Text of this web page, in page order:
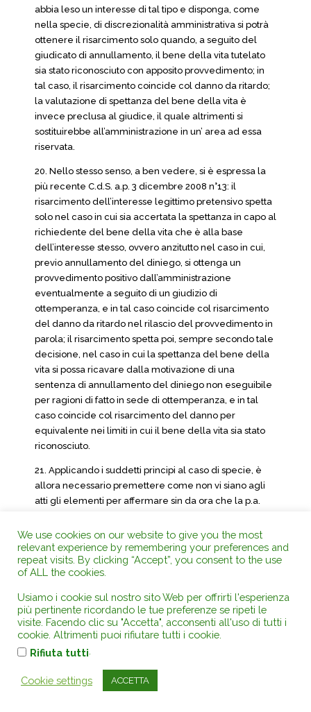
abbia leso un interesse di tal tipo e disponga, come
nella specie, di discrezionalità amministrativa si potrà
ottenere il risarcimento solo quando, a seguito del
giudicato di annullamento, il bene della vita tutelato
sia stato riconosciuto con apposito provvedimento; in
tal caso, il risarcimento coincide col danno da ritardo;
la valutazione di spettanza del bene della vita è
invece preclusa al giudice, il quale altrimenti si
sostituirebbe all’amministrazione in un’ area ad essa
riservata.
20. Nello stesso senso, a ben vedere, si è espressa la
più recente C.d.S. a.p. 3 dicembre 2008 n°13: il
risarcimento dell’interesse legittimo pretensivo spetta
solo nel caso in cui sia accertata la spettanza in capo al
richiedente del bene della vita che è alla base
dell’interesse stesso, ovvero anzitutto nel caso in cui,
previo annullamento del diniego, si ottenga un
provvedimento positivo dall’amministrazione
eventualmente a seguito di un giudizio di
ottemperanza, e in tal caso coincide col risarcimento
del danno da ritardo nel rilascio del provvedimento in
parola; il risarcimento spetta poi, sempre secondo tale
decisione, nel caso in cui la spettanza del bene della
vita si possa ricavare dalla motivazione di una
sentenza di annullamento del diniego non eseguibile
per ragioni di fatto in sede di ottemperanza, e in tal
caso coincide col risarcimento del danno per
equivalente nei limiti in cui il bene della vita sia stato
riconosciuto.
21. Applicando i suddetti principi al caso di specie, è
allora necessario premettere come non vi siano agli
atti gli elementi per affermare sin da ora che la p.a.
negare, al ricorrente il bene della vita da lui
reclamato, cioè il titolo per installare i pannelli: ciò si
potrà affermare ovvero negare solo, nei termini già
precisati, all’esito del riesame della pratica al quale
l’amministrazione è tenuta. Solo se tale esito sarà
positivo, potrà nella sede opportuna essere
domandato, ricorrendone tutti i presupposti di legge, il
risarcimento del danno da ritardo, che invece non può
riconoscersi già nella sede presente.
22. La novità e particolarità della questione e la
parziale soccombenza sono giusto motivo per
We use cookies on our website to give you the most
relevant experience by remembering your preferences and
repeat visits. By clicking “Accept”, you consent to the use
of ALL the cookies.
Usiamo i cookie sul nostro sito Web per offrirti l'esperienza
più pertinente ricordando le tue preferenze se ripeti le
visite. Facendo clic su "Accetta", acconsenti all'uso di tutti i
cookie. Altrimenti puoi rifiutare tutti i cookie.
Rifiuta tutti
Cookie settings ACCETTA